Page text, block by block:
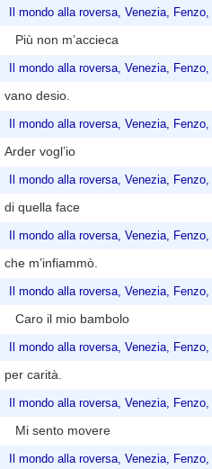
Il mondo alla roversa, Venezia,
Più non m’accieca
Il mondo alla roversa, Venezia,
vano desio.
Il mondo alla roversa, Venezia,
Arder vogl’io
Il mondo alla roversa, Venezia,
di quella face
Il mondo alla roversa, Venezia,
che m’infiammò.
Il mondo alla roversa, Venezia,
Caro il mio bambolo
Il mondo alla roversa, Venezia,
per carità.
Il mondo alla roversa, Venezia,
Mi sento movere
Il mondo alla roversa, Venezia,